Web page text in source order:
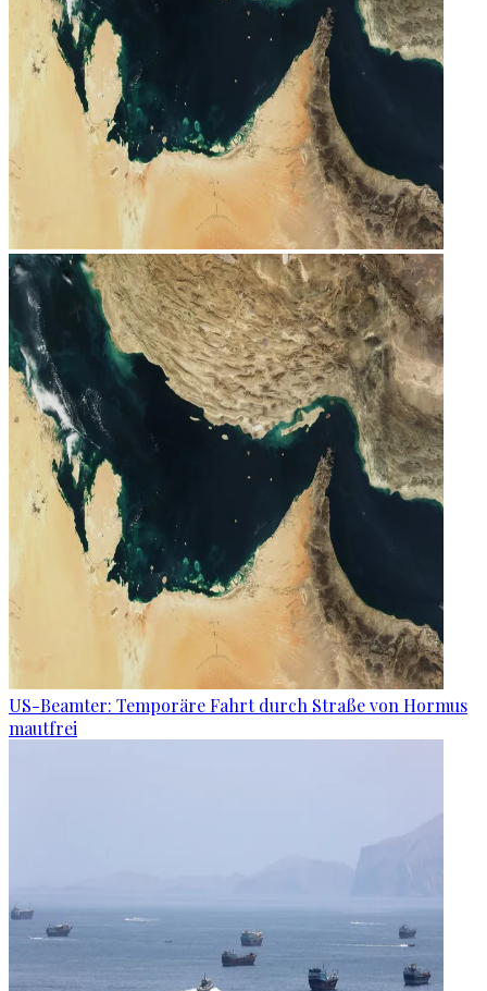
US-Beamter: Temporäre Fahrt durch Straße von Hormus
mautfrei